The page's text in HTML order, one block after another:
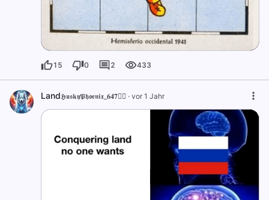
15 0 2 433
Land𝕳𝖚𝖘𝖐𝖞𝕻𝖍𝖔𝖊𝖓𝖎𝖝_𝟔𝟒𝟕🐦‍🔥 · vor 1 Jahr